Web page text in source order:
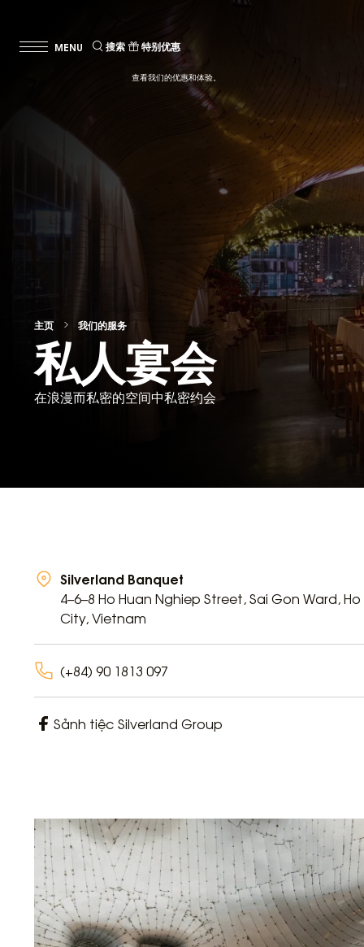
搜索 特别优惠
查看我们的优惠和体验。
主页 我们的服务
私人宴会
在浪漫而私密的空间中私密约会
Silverland Banquet
4–6–8 Ho Huan Nghiep Street, Sai Gon Ward,
City, Vietnam
(+84) 90 1813 097
Sảnh tiệc Silverland Group